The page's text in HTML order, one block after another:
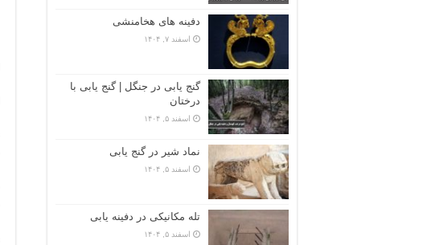
دفینه های هخامنشی
اسفند ۷, ۱۴۰۴
گنج یابی در جنگل | گنج یابی با
درختان
اسفند ۵, ۱۴۰۴
نماد شیر در گنج یابی
اسفند ۵, ۱۴۰۴
تله مکانیکی در دفینه یابی
اسفند ۵, ۱۴۰۴